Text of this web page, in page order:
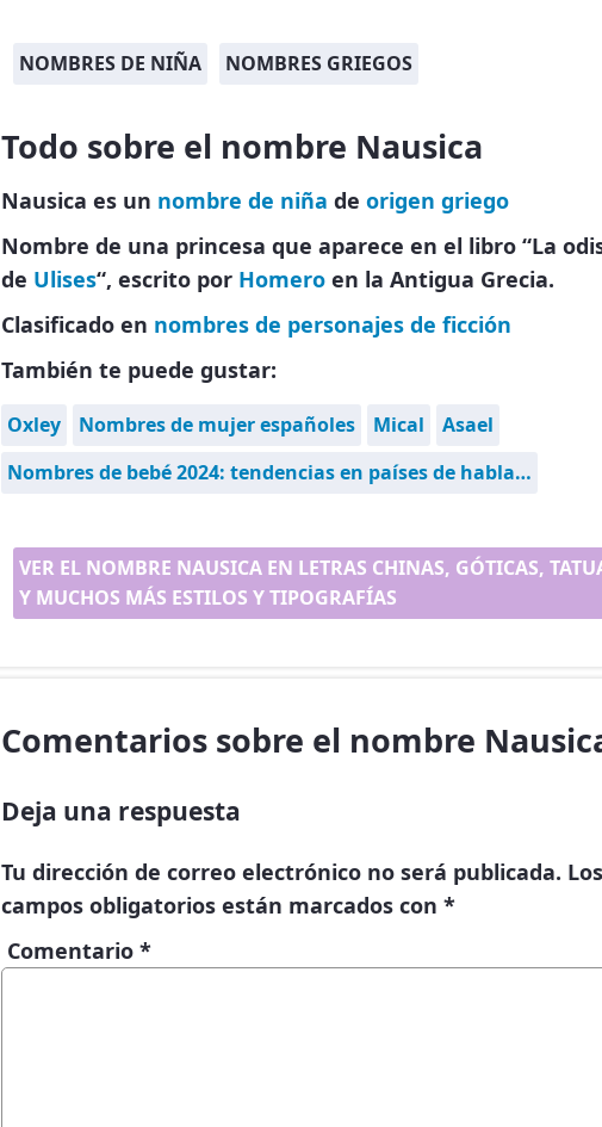
NOMBRES DE NIÑA NOMBRES GRIEGOS
Todo sobre el nombre Nausica
Nausica es un nombre de niña de origen griego
Nombre de una princesa que aparece en el libro “La
de Ulises“, escrito por Homero en la Antigua Grecia.
Clasificado en nombres de personajes de ficción
También te puede gustar:
Oxley Nombres de mujer españoles Mical
Asael
Nombres de bebé 2024: tendencias en países de habla…
VER EL NOMBRE NAUSICA EN LETRAS CHINAS, GÓTICAS,
Y MUCHOS MÁS ESTILOS Y TIPOGRAFÍAS
Comentarios sobre el nombre
Deja una respuesta
Tu dirección de correo electrónico no será publicada. Los
campos obligatorios están marcados con *
Comentario *